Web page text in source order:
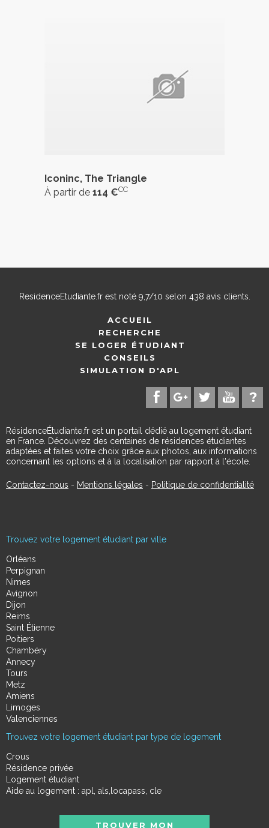
Iconinc, The Triangle
À partir de 114 €CC
ResidenceEtudiante.frest noté 9,7/10 selon 438 avis clients.
ACCUEIL
RECHERCHE
SE LOGER ÉTUDIANT
CONSEILS
SIMULATION D'APL
RésidenceÉtudiante.fr est un portail dédié au logement étudiant
en France. Découvrez des centaines de résidences étudiantes
adaptées et faites votre choix grâce aux photos, aux informations
concernant les options et à la localisation par rapport à l'école.
Contactez-nous - Mentions légales - Politique de confidentialité
Trouvez votre logement étudiant par ville
Orléans
Perpignan
Nimes
Avignon
Dijon
Reims
Saint Étienne
Poitiers
Chambéry
Annecy
Tours
Metz
Amiens
Limoges
Valenciennes
Trouvez votre logement étudiant par type de logement
Crous
Résidence privée
Logement étudiant
Aide au logement : apl, als,locapass, cle
TROUVER MON